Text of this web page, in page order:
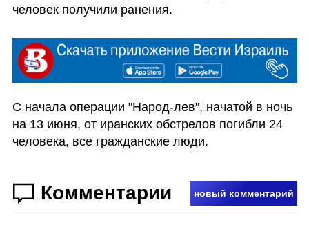
человек получили ранения.
С начала операции "Народ-лев", начатой в ночь
на 13 июня, от иранских обстрелов погибли 24
человека, все гражданские люди.
Комментарии новый комментарий